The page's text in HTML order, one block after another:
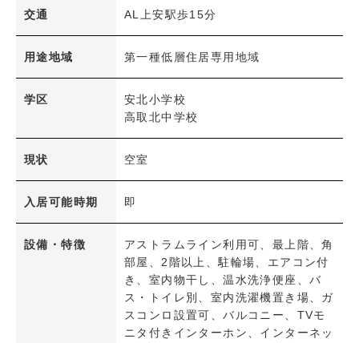
小学校
ペット可能物件
立地・環境
駅徒歩5分以内 駅徒歩10分以内
階・フロア
最上階 角部屋
駐車場
交通 AL上安駅歩15分
用途地域 第一種低層住居専用地域
学区
安北小学校
高取北中学校
現状 空室
入居可能時期 即
設備・特徴
アストラムライン利用可、最上階、角
部屋、2階以上、駐輪場、エアコン付
き、室内物干し、温水洗浄便座、バ
ス・トイレ別、室内洗濯機置き場、ガ
スコンロ設置可、バルコニー、TVモ
ニタ付きインターホン、インターネッ